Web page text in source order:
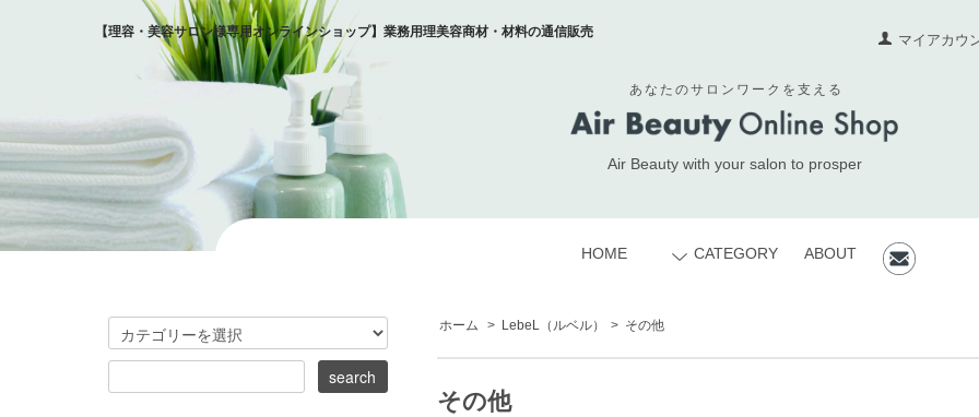
【理容・美容サロン様専用オンラインショップ】業務用理美容商材・材料の通信販売 マイアカウ
HOME CATEGORY ABOUT
あなたのサロンワークを支える
Air Beauty with your salon to prosper
ホーム > LebeL（ルベル） > その他
その他